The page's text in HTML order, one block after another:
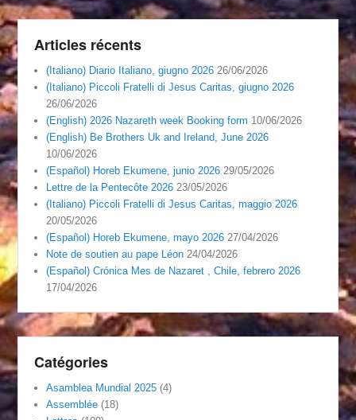
Articles récents
(Italiano) Diario Italiano, giugno 2026 26/06/2026
(Italiano) Piccoli Fratelli di Jesus Caritas, giugno 2026
26/06/2026
(English) 2026 Nazareth week Booking form 10/06/2026
(English) Be Brothers Uk and Ireland, June 2026
10/06/2026
(Español) Horeb Ekumene, junio 2026 29/05/2026
Lettre de la Pentecôte 2026 23/05/2026
(Italiano) Piccoli Fratelli di Jesus Caritas, maggio 2026
20/05/2026
(Español) Horeb Ekumene, mayo 2026 27/04/2026
Note de soutien au pape Léon 24/04/2026
(Español) Crónica Mes de Nazaret , Chile, febrero 2026
17/04/2026
Catégories
Asamblea Mundial 2025 (4)
Assemblée (18)